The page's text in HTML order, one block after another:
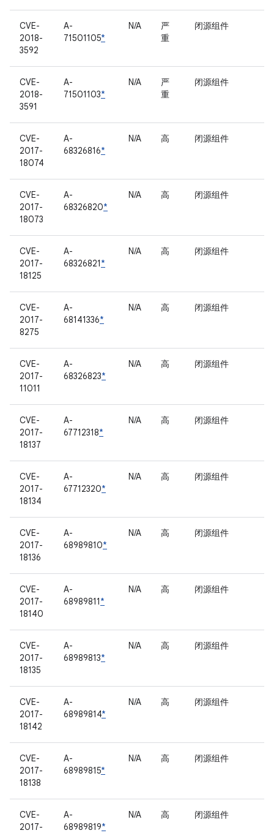
CVE-
2018-
3592
A-
71501105*
N/A
严
重
闭源组件
CVE-
2018-
3591
A-
71501103*
N/A
严
重
闭源组件
CVE-
2017-
18074
A-
68326816*
N/A 高 闭源组件
CVE-
2017-
18073
A-
68326820*
N/A 高 闭源组件
CVE-
2017-
18125
A-
68326821*
N/A 高 闭源组件
CVE-
2017-
8275
A-
68141336*
N/A 高 闭源组件
CVE-
2017-
11011
A-
68326823*
N/A 高 闭源组件
CVE-
2017-
18137
A-
67712318*
N/A 高 闭源组件
CVE-
2017-
18134
A-
67712320*
N/A 高 闭源组件
CVE-
2017-
18136
A-
68989810*
N/A 高 闭源组件
CVE-
2017-
18140
A-
68989811*
N/A 高 闭源组件
CVE-
2017-
18135
A-
68989813*
N/A 高 闭源组件
CVE-
2017-
18142
A-
68989814*
N/A 高 闭源组件
CVE-
2017-
18138
A-
68989815*
N/A 高 闭源组件
CVE-
2017-
A-
68989819*
N/A 高 闭源组件